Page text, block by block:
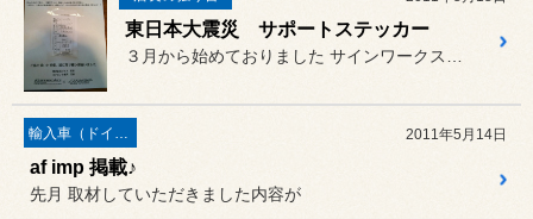
東日本大震災 サポートステッカー
３月から始めておりました サインワークス ブロス様とのコラ...
2011年5月14日
af imp 掲載♪
先月 取材していただきました内容が